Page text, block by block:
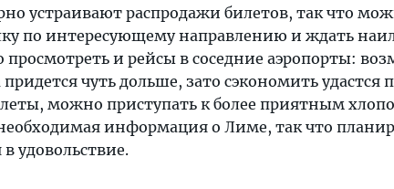
устраивают распродажи билетов, так что
по интересующему направлению и ждать
и рейсы в соседние аэропорты:
придется чуть дольше, зато сэкономить удастся
можно приступать к более приятным
информация о Лиме, так что
удовольствие.